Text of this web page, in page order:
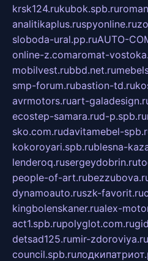
krsk124.rukubok.spb.ru
analitikaplus.ruspyonline.ru
sloboda-ural.pp.ruAUTO-
online-z.comaromat-
mobilvest.rubbd.net.ru
smp-forum.rubastion-td.ru
avrmotors.ruart-
ecostep-samara.rud-p.spb.ru
sko.com.rudavitamebel-
kokoroyari.spb.rublesna-
lenderoq.rusergeydobrin.ru
people-of-art.ru
dynamoauto.ruszk-favorit.ru
kingbolenskaner.rualex-
act1.spb.rupolyglot.com.ru
detsad125.rumir-zdoroviya.ru
council.spb.ru